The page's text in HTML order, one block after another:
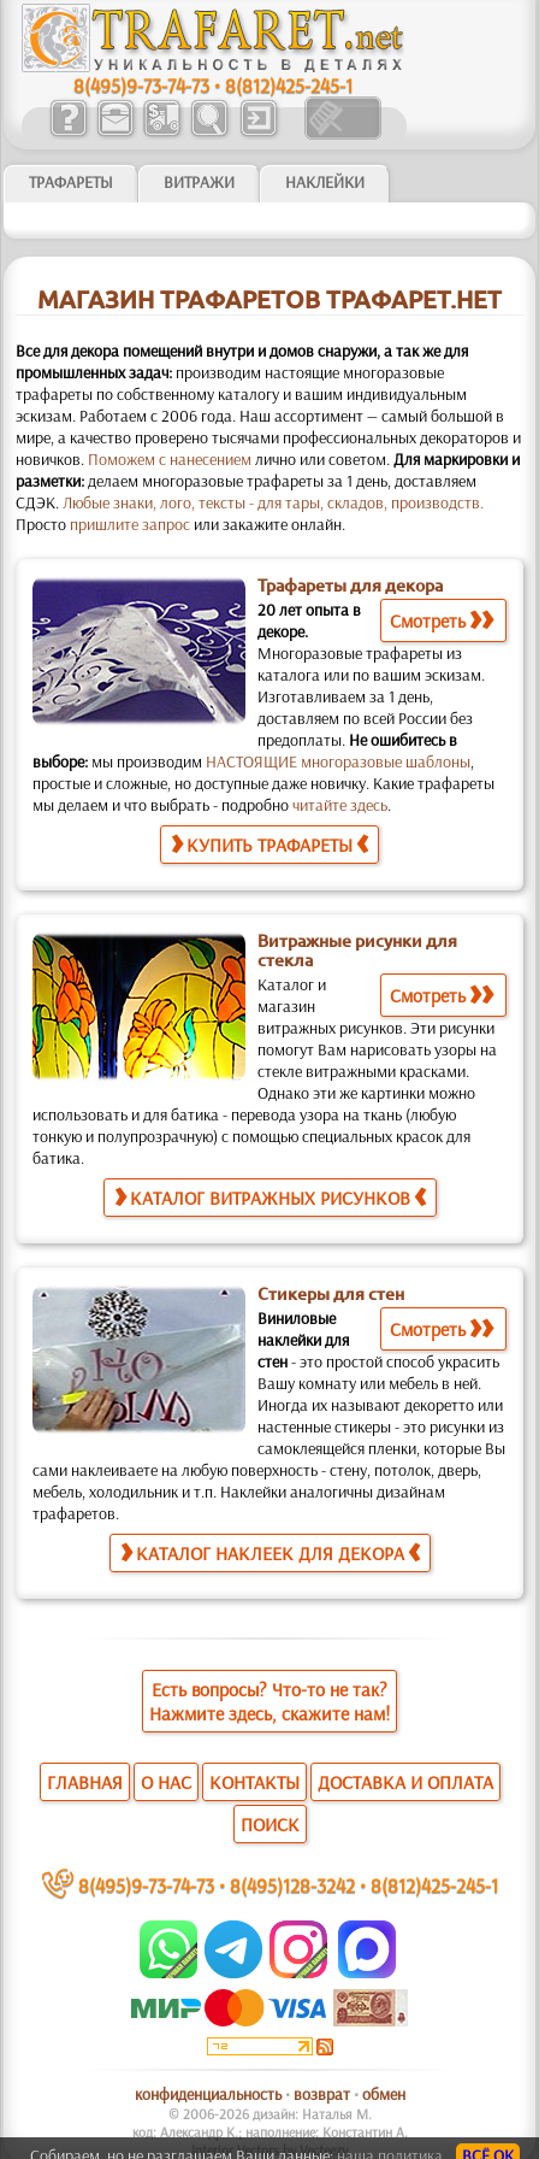
8(495)9-73-74-73 •8(812)425-245-1
ТРАФАРЕТЫ ВИТРАЖИ НАКЛЕЙКИ
МАГАЗИН ТРАФАРЕТОВ ТРАФАРЕТ.НЕТ
Все для декора помещений внутри и домов снаружи, а так же для
промышленных задач: производим настоящие многоразовые
трафареты по собственному каталогу и вашим индивидуальным
эскизам. Работаем с 2006 года. Наш ассортимент — самый большой в
мире, а качество проверено тысячами профессиональных декораторов и
новичков. Поможем с нанесением лично или советом.Для маркировки и
разметки:делаем многоразовые трафареты за 1 день, доставляем
СДЭК.Любые знаки, лого, тексты - для тары, складов, производств.
Просто пришлите запрос или закажите онлайн.
Трафареты для декора
Смотреть
20 лет опыта в
декоре.
Многоразовые трафареты из
каталога или по вашим эскизам.
Изготавливаем за 1 день,
доставляем по всей России без
предоплаты. Не ошибитесь в
выборе: мы производим НАСТОЯЩИЕ многоразовые шаблоны,
простые и слож­ные, но доступные даже новичку. Какие трафареты
мы делаем и что выбрать - подробночитайте здесь.
КУПИТЬ ТРАФАРЕТЫ
Витражные рисунки для
стекла
Смотреть
Каталог и
магазин
витражных рисунков.Эти рисунки
помогут Вам нарисовать узоры на
стекле витражными красками.
Однако эти же картинки можно
использовать и для батика- перевода узора на ткань (любую
тонкую и полупрозрачную) с помощью специальных красок для
батика.
КАТАЛОГ ВИТРАЖНЫХ РИСУНКОВ
Стикеры для стен
Смотреть
Виниловые
наклейки для
стен-это простой способ украсить
Вашу комнату или мебель в ней.
Иногда их называют декоретто или
настенные стикеры -это рисунки из
самоклеящейся пленки, которые Вы
сами наклеиваете на любую поверхность- стену, потолок, дверь,
мебель, холодильник и т.п. Наклейки аналогичны дизайнам
трафаретов.
КАТАЛОГ НАКЛЕЕК ДЛЯ ДЕКОРА
Есть вопросы? Что-то не так?
Нажмите здесь, скажите нам!
ГЛАВНАЯ О НАС КОНТАКТЫ
ДОСТАВКА И ОПЛАТА
ПОИСК
~ 8(495)9-73-74-73•8(495)128-3242•8(812)425-245-1
конфиденциальность• возврат•обмен
© 2006-2026 дизайн: Наталья М.
код: Александр К.; наполнение: Константин А.
Interior Vectors by Vecteezy